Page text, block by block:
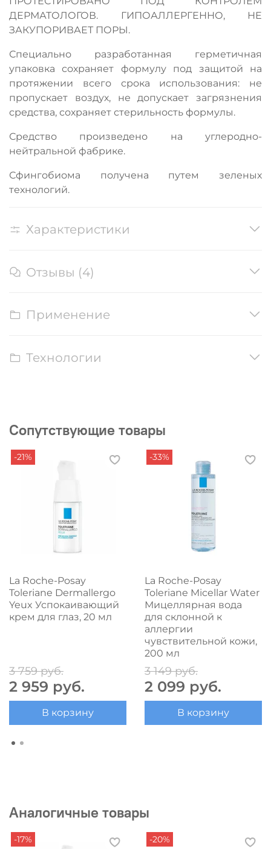
ДЕРМАТОЛОГОВ. ГИПОАЛЛЕРГЕННО, НЕ
ЗАКУПОРИВАЕТ ПОРЫ.
Специально разработанная герметичная
упаковка сохраняет формулу под защитой на
протяжении всего срока использования: не
пропускает воздух, не допускает загрязнения
средства, сохраняет стерильность формулы.
Средство произведено на углеродно-
нейтральной фабрике.
Сфингобиома получена путем зеленых
технологий.
Характеристики
Отзывы (4)
Применение
Технологии
Сопутствующие товары
-21%
La Roche-Posay
Toleriane Dermallergo
Yeux Успокаивающий
крем для глаз, 20 мл
3 759 руб.
2 959 руб.
В корзину
-33%
La Roche-Posay
Toleriane Micellar Water
Мицеллярная вода
для склонной к
аллергии
чувствительной кожи,
200 мл
3 149 руб.
2 099 руб.
В корзину
Аналогичные товары
-17% -20%